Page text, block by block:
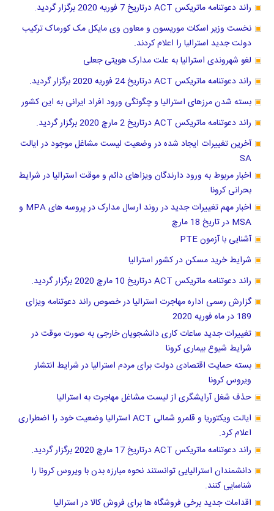
راند دعوتنامه ماتریکس ACT درتاریخ 7 فوریه 2020 برگزار گردید.
نخست وزیر اسکات موریسون و معاون وی مایکل مک کورماک ترکیب
دولت جدید استرالیا را اعلام کردند.
لغو شهروندی استرالیا به علت مدارک هویتی جعلی
راند دعوتنامه ماتریکس ACT درتاریخ 24 فوریه 2020 برگزار گردید.
بسته شدن مرزهای استرالیا و چگونگی ورود افراد ایرانی به این کشور
راند دعوتنامه ماتریکس ACT درتاریخ 2 مارچ 2020 برگزار گردید.
آخرین تغییرات ایجاد شده در وضعیت لیست مشاغل موجود در ایالت
SA
اخبار مربوط به ورود دارندگان ویزاهای دائم و موقت استرالیا در شرایط
بحرانی کرونا
اخبار مهم تغییرات جدید در روند ارسال مدارک در پروسه های MPA و
MSA در تاریخ 18 مارچ
آشنایی با آزمون PTE
شرایط خرید مسکن در کشور استرالیا
راند دعوتنامه ماتریکس ACT درتاریخ 10 مارچ 2020 برگزار گردید.
گزارش رسمی اداره مهاجرت استرالیا در خصوص راند دعوتنامه ویزای
189 در ماه فوریه 2020
تغییرات جدید ساعات کاری دانشجویان خارجی به صورت موقت در
شرایط شیوع بیماری کرونا
بسته حمایت اقتصادی دولت برای مردم استرالیا در شرایط انتشار
ویروس کرونا
حذف شغل آرایشگری از لیست مشاغل مهاجرت به استرالیا
ایالت ویکتوریا و قلمرو شمالی ACT استرالیا وضعیت خود را اضطراری
اعلام کرد.
راند دعوتنامه ماتریکس ACT درتاریخ 17 مارچ 2020 برگزار گردید.
دانشمندان استرالیایی توانستند نحوه مبارزه بدن با ویروس کرونا را
شناسایی کنند.
اقدامات جدید برخی فروشگاه ها برای فروش کالا در استرالیا